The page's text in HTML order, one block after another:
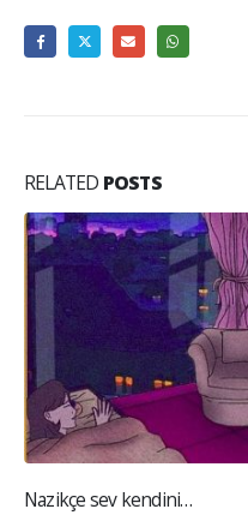
RELATED POSTS
Nazikçe sev kendini…